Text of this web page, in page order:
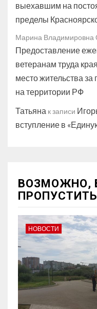
выехавшим на
пределы
Марина Владимировна
Предоставление
ветеранам труда
место жительства
на территории РФ
Татьяна к записи
вступление в
ВОЗМОЖНО,
ПРОПУСТИТЬ
НОВОСТИ